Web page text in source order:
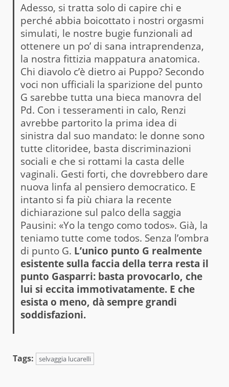
Adesso, si tratta solo di capire chi e
perché abbia boicottato i nostri orgasmi
simulati, le nostre bugie funzionali ad
ottenere un po’ di sana intraprendenza,
la nostra fittizia mappatura anatomica.
Chi diavolo c’è dietro ai Puppo? Secondo
voci non ufficiali la sparizione del punto
G sarebbe tutta una bieca manovra del
Pd. Con i tesseramenti in calo, Renzi
avrebbe partorito la prima idea di
sinistra dal suo mandato: le donne sono
tutte clitoridee, basta discriminazioni
sociali e che si rottami la casta delle
vaginali. Gesti forti, che dovrebbero dare
nuova linfa al pensiero democratico. E
intanto si fa più chiara la recente
dichiarazione sul palco della saggia
Pausini: «Yo la tengo como todos». Già, la
teniamo tutte come todos. Senza l’ombra
di punto G. L’unico punto G realmente
esistente sulla faccia della terra resta il
punto Gasparri: basta provocarlo, che
lui si eccita immotivatamente. E che
esista o meno, dà sempre grandi
soddisfazioni.
Tags: selvaggia lucarelli